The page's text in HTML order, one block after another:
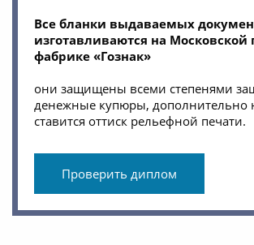
Все бланки выдаваемых
изготавливаются на Московской
фабрике «Гознак»
они защищены всеми степенями
денежные купюры, дополнительно
ставится оттиск рельефной печати.
Проверить диплом